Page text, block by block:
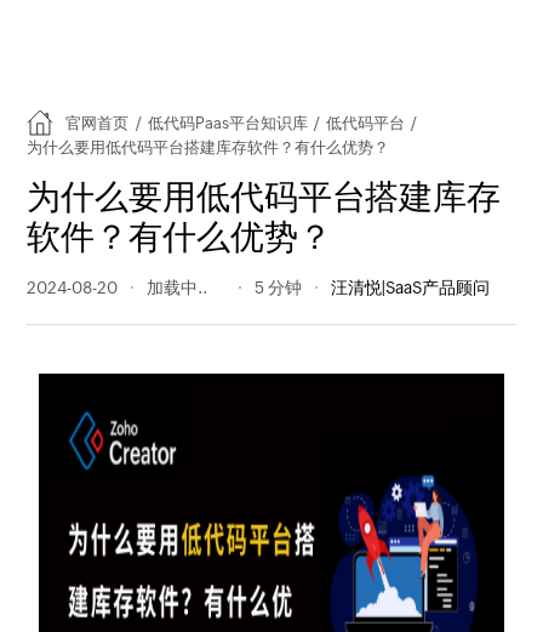
官网首页 / 低代码Paas平台知识库 / 低代码平台 /
为什么要用低代码平台搭建库存软件？有什么优势？
为什么要用低代码平台搭建库存
软件？有什么优势？
2024-08-20 151 阅读量 5 分钟 汪清悦|SaaS产品顾问